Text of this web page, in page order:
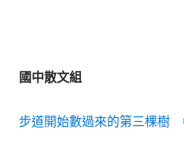
國中散文組
步道開始數過來的第三棵